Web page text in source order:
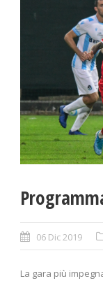
06 Dic 2019
La gara più